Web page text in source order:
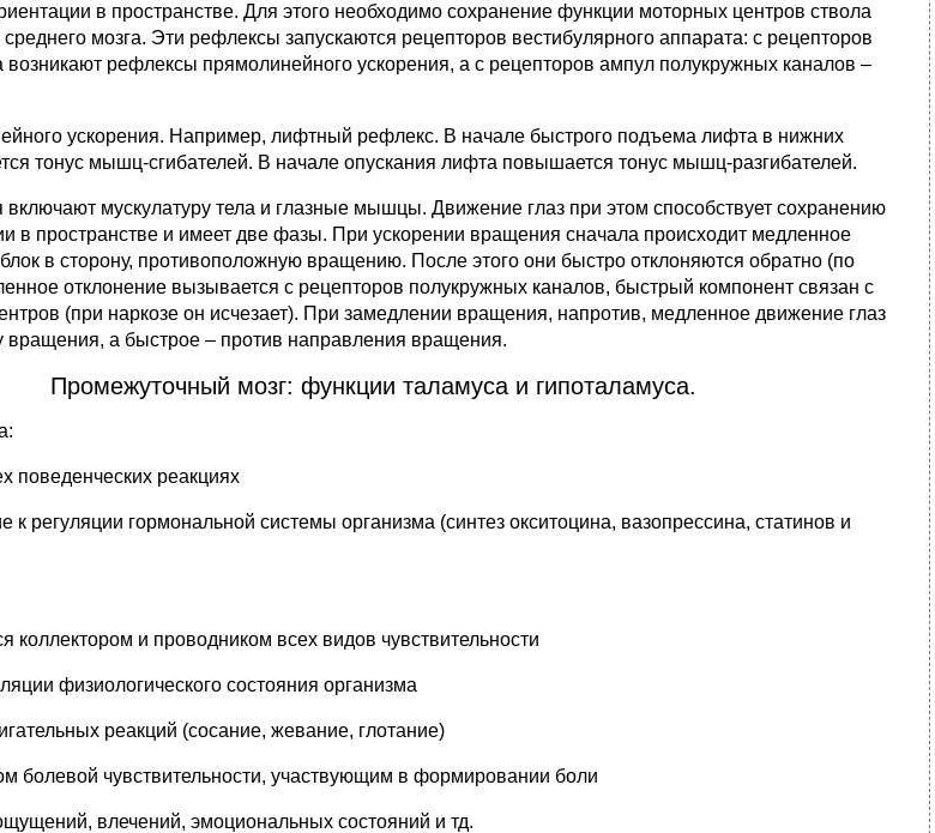
в пространстве. Для этого необходимо сохранение функции моторных центров ствола
мозга. Эти рефлексы запускаются рецепторов вестибулярного аппарата: с рецепторов
возникают рефлексы прямолинейного ускорения, а с рецепторов ампул полукружных каналов –
ускорения. Например, лифтный рефлекс. В начале быстрого подъема лифта в нижних
тонус мышц-сгибателей. В начале опускания лифта повышается тонус мышц-разгибателей.
мускулатуру тела и глазные мышцы. Движение глаз при этом способствует сохранению
в пространстве и имеет две фазы. При ускорении вращения сначала происходит медленное
в сторону, противоположную вращению. После этого они быстро отклоняются обратно (по
отклонение вызывается с рецепторов полукружных каналов, быстрый компонент связан с
(при наркозе он исчезает). При замедлении вращения, напротив, медленное движение глаз
вращения, а быстрое – против направления вращения.
Промежуточный мозг: функции таламуса и гипоталамуса.
поведенческих реакциях
к регуляции гормональной системы организма (синтез окситоцина, вазопрессина, статинов и
коллектором и проводником всех видов чувствительности
физиологического состояния организма
реакций (сосание, жевание, глотание)
болевой чувствительности, участвующим в формировании боли
влечений, эмоциональных состояний и тд.